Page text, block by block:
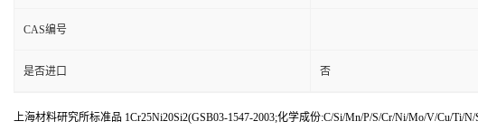
CAS编号
是否进口 否
上海材料研究所标准品 1Cr25Ni20Si2(GSB03-1547-2003;化学成份:C/Si/Mn/P/S/Cr/Ni/Mo/V/Cu/Ti/